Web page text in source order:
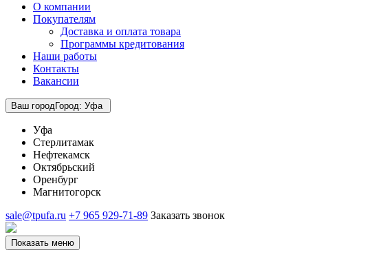
О компании
Покупателям
Доставка и оплата товара
Программы кредитования
Наши работы
Контакты
Вакансии
Ваш городГород: Уфа
Уфа
Стерлитамак
Нефтекамск
Октябрьский
Оренбург
Магнитогорск
sale@tpufa.ru +7 965 929-71-89 Заказать звонок
Показать меню